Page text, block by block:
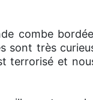
combe
sont très
terrorisé et